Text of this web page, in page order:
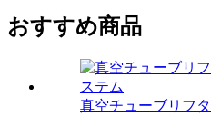
おすすめ商品
真空チューブリフ